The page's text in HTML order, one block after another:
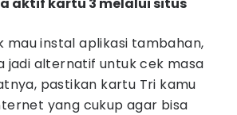
mau instal aplikasi tambahan,
jadi alternatif untuk cek masa
pastikan kartu Tri kamu
yang cukup agar bisa